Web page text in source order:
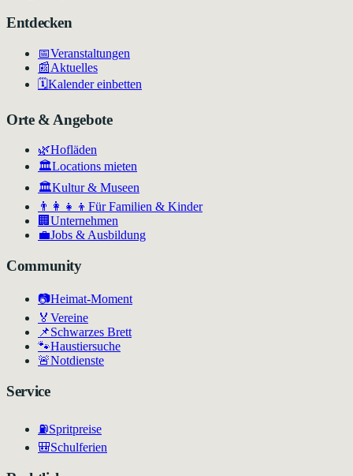
Entdecken
📅Veranstaltungen
📰Aktuelles
🗓️Kalender einbetten
Orte & Angebote
🌿Hofläden
🏛️Locations mieten
🏛Kultur & Museen
👨‍👩‍👧‍👦 Für Familien & Kinder
🏢 Unternehmen
💼Jobs & Ausbildung
Community
📷Heimat-Moment
🏅 Vereine
📌Schwarzes Brett
🐾Haustiersuche
🚨Notdienste
Service
⛽Spritpreise
🎒Schulferien